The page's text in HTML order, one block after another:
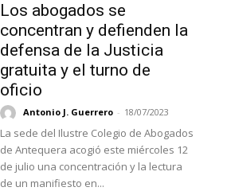
Los abogados se
concentran y defienden la
defensa de la Justicia
gratuita y el turno de
oficio
Antonio J. Guerrero - 18/07/2023
La sede del Ilustre Colegio de Abogados
de Antequera acogió este miércoles 12
de julio una concentración y la lectura
de un manifiesto en...